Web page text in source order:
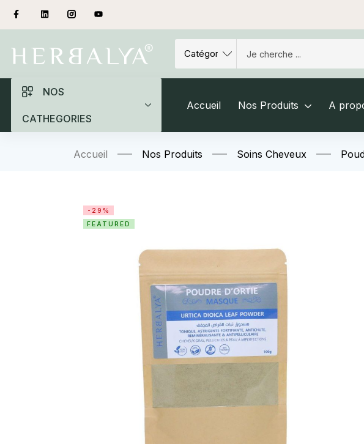
NOS
CATHEGORIES
Accueil Nos Produits A
Accueil Nos Produits Soins Cheveux
-29%
FEATURED